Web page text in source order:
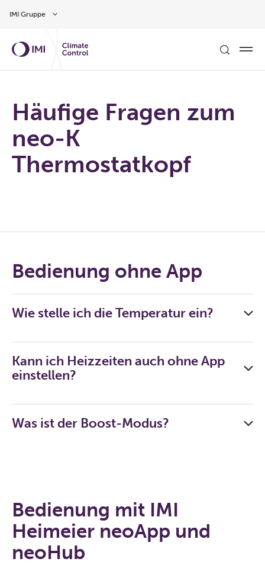
IMI Gruppe
Häufige Fragen zum
neo-K
Thermostatkopf
Bedienung ohne App
Wie stelle ich die Temperatur ein?
Kann ich Heizzeiten auch ohne App
einstellen?
Was ist der Boost-Modus?
Bedienung mit IMI
Heimeier neoApp und
neoHub